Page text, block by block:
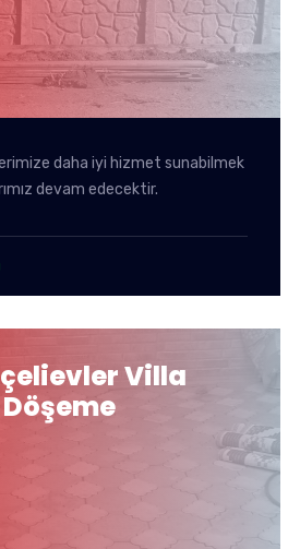
daha iyi hizmet sunabilmek
devam edecektir.
Villa